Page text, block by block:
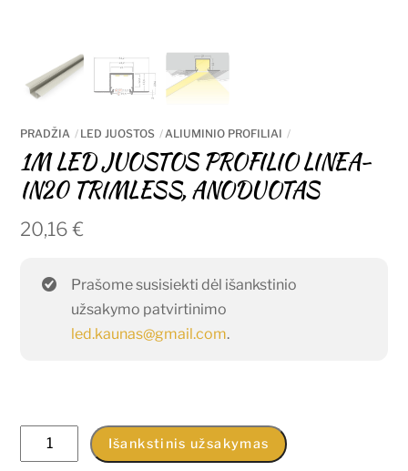
PRADŽIA LED JUOSTOS ALIUMINIO PROFILIAI
1M LED JUOSTOS PROFILIO LINEA-
IN20 TRIMLESS, ANODUOTAS
20,16€
Prašome susisiekti dėl išankstinio
užsakymo patvirtinimo
led.kaunas@gmail.com.
produkto
kiekis:
Išankstinis užsakymas